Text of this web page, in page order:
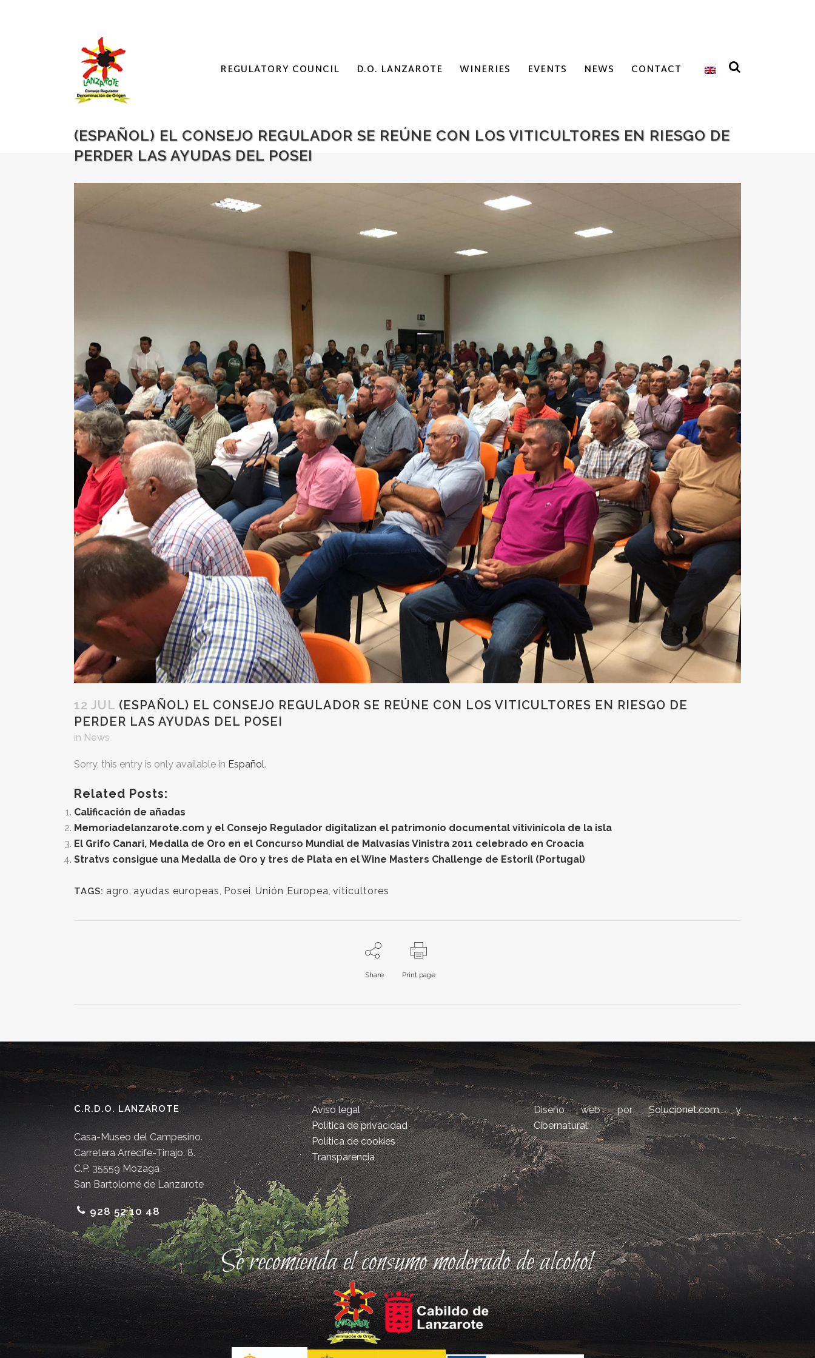
REGULATORY COUNCIL D.O. LANZAROTE WINERIES EVENTS NEWS CONTACT
(ESPAÑOL) EL CONSEJO REGULADOR SE REÚNE CON LOS VITICULTORES EN RIESGO DE
PERDER LAS AYUDAS DEL POSEI
12 JUL (ESPAÑOL) EL CONSEJO REGULADOR SE REÚNE CON LOS VITICULTORES EN RIESGO DE
PERDER LAS AYUDAS DEL POSEI
in News
Sorry, this entry is only available in Español.
Related Posts:
Calificación de añadas
Memoriadelanzarote.com y el Consejo Regulador digitalizan el patrimonio documental vitivinícola de la isla
El Grifo Canari, Medalla de Oro en el Concurso Mundial de Malvasías Vinistra 2011 celebrado en Croacia
Stratvs consigue una Medalla de Oro y tres de Plata en el Wine Masters Challenge de Estoril (Portugal)
TAGS: agro, ayudas europeas, Posei, Unión Europea, viticultores
Share Print page
C.R.D.O. LANZAROTE
Casa-Museo del Campesino.
Carretera Arrecife-Tinajo, 8.
C.P. 35559 Mozaga
San Bartolomé de Lanzarote
928 52 10 48
Aviso legal
Política de privacidad
Política de cookies
Transparencia
Diseño web porSolucionet.comy
Cibernatural
Se recomienda el consumo moderado de alcohol